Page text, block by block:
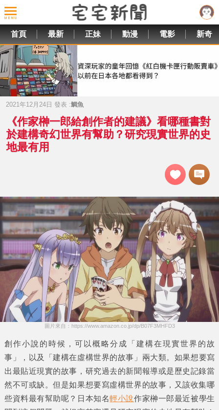
首頁 最新 正妹 動漫 電影 新奇
2021年12月24日 發表 :鯛魚
《作家榊一郎給創作者的建議》看哪種書對
於建構奇幻世界有幫助？研究現實世界的史
地最有用
圖片來自：https://www.amazon.co.jp/dp/B07F3MHFD3
創作小說的時候，可以概略分成
「建構在現實世界的故
事」
，以及 「建構在虛構世界的故事」 兩大類。如果想要寫
出最貼近現實的故事，研究過去的新聞報導或是歷史記錄當
然不可或缺。但是如果想要寫虛構世界的故事，又該收集哪
些資料最有幫助呢？日本知名輕小說作家榊一郎最近被學生